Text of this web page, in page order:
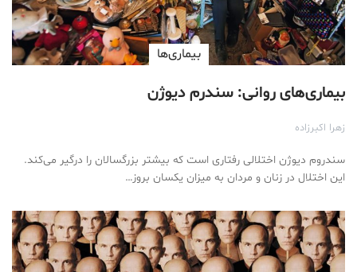
بیماری‌ها
بیماری‌های روانی: سندرم دیوژن
زهرا اکبرزاده
سندروم دیوژن اختلالی رفتاری است که بیشتر بزرگسالان را درگیر می‌کند.
این اختلال در زنان و مردان به میزان یکسان بروز…